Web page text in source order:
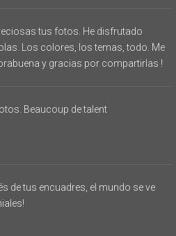
tus fotos. He disfrutado
Los colores, los temas, todo. Me
y gracias por compartirlas !
Beaucoup de talent
de tus encuadres, el mundo se ve